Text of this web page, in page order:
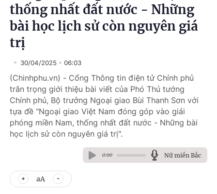
thống nhất đất nước - Những
bài học lịch sử còn nguyên giá
trị
30/04/2025 06:03
(Chinhphu.vn) - Cổng Thông tin điện tử Chính phủ
trân trọng giới thiệu bài viết của Phó Thủ tướng
Chính phủ, Bộ trưởng Ngoại giao Bùi Thanh Sơn với
tựa đề "Ngoại giao Việt Nam đóng góp vào giải
phóng miền Nam, thống nhất đất nước - Những bài
học lịch sử còn nguyên giá trị".
0:00 Nữ miền Bắc
aA